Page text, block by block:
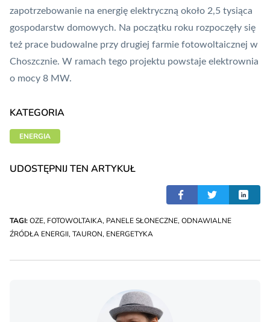
zapotrzebowanie na energię elektryczną około 2,5 tysiąca
gospodarstw domowych. Na początku roku rozpoczęły się
też prace budowalne przy drugiej farmie fotowoltaicznej w
Choszcznie. W ramach tego projektu powstaje elektrownia
o mocy 8 MW.
KATEGORIA
ENERGIA
UDOSTĘPNIJ TEN ARTYKUŁ
TAGI:OZE, FOTOWOLTAIKA, PANELE SŁONECZNE, ODNAWIALNE
ŹRÓDŁA ENERGII, TAURON, ENERGETYKA